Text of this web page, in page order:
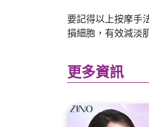
要記得以上按摩手
損細胞，有效減淡
更多資訊